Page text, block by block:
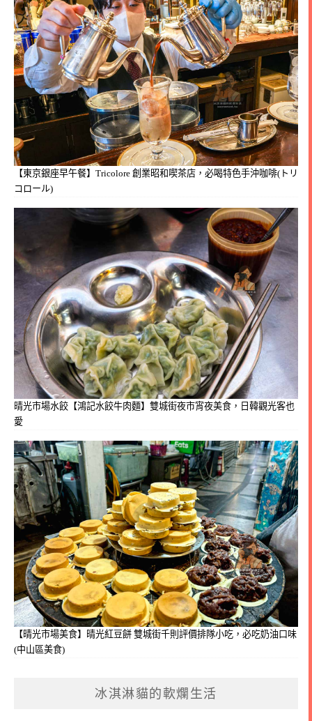
【東京銀座早午餐】Tricolore 創業昭和喫茶店，必喝特色手沖咖啡(トリ
コロール)
晴光市場水餃【鴻記水餃牛肉麵】雙城街夜市宵夜美食，日韓觀光客也
愛
【晴光市場美食】晴光紅豆餅 雙城街千則評價排隊小吃，必吃奶油口味
(中山區美食)
冰淇淋貓的軟爛生活